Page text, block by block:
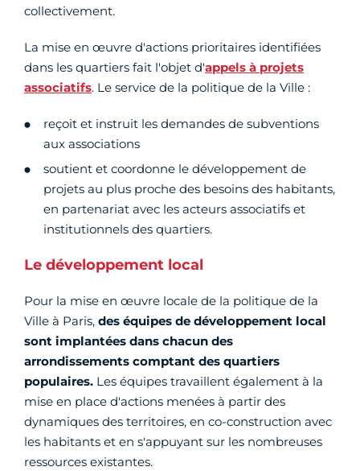
collectivement.
La mise en œuvre d'actions prioritaires identifiées
dans les quartiers fait l'objet d'appels à projets
associatifs. Le service de la politique de la Ville :
reçoit et instruit les demandes de subventions
aux associations
soutient et coordonne le développement de
projets au plus proche des besoins des habitants,
en partenariat avec les acteurs associatifs et
institutionnels des quartiers.
Le développement local
Pour la mise en œuvre locale de la politique de la
Ville à Paris, des équipes de développement local
sont implantées dans chacun des
arrondissements comptant des quartiers
populaires. Les équipes travaillent également à la
mise en place d'actions menées à partir des
dynamiques des territoires, en co-construction avec
les habitants et en s'appuyant sur les nombreuses
ressources existantes.